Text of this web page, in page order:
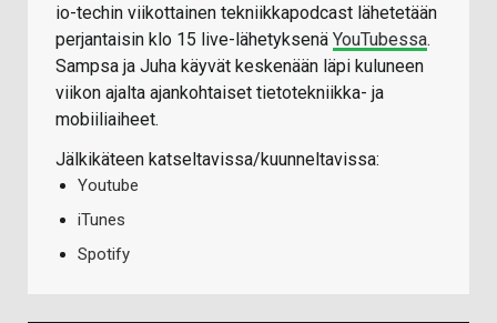
io-techin viikottainen tekniikkapodcast lähetetään
perjantaisin klo 15 live-lähetyksenä YouTubessa.
Sampsa ja Juha käyvät keskenään läpi kuluneen
viikon ajalta ajankohtaiset tietotekniikka- ja
mobiiliaiheet.
Jälkikäteen katseltavissa/kuunneltavissa:
Youtube
iTunes
Spotify